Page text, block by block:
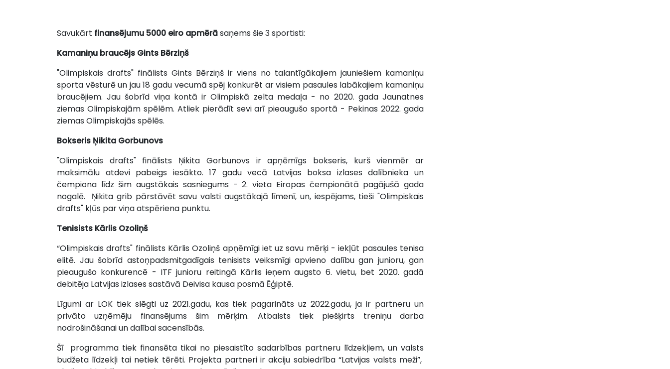
Savukārt finansējumu 5000 eiro apmērāsaņems šie 3 sportisti:
Kamaniņu braucējs Gints Bērziņš
"Olimpiskais drafts" finālists Gints Bērziņš ir viens no talantīgākajiem jauniešiem kamaniņu
sporta vēsturē un jau 18 gadu vecumā spēj konkurēt ar visiem pasaules labākajiem kamaniņu
braucējiem. Jau šobrīd viņa kontā ir Olimpiskā zelta medaļa - no 2020. gada Jaunatnes
ziemas Olimpiskajām spēlēm. Atliek pierādīt sevi arī pieaugušo sportā - Pekinas 2022. gada
ziemas Olimpiskajās spēlēs.
Bokseris Ņikita Gorbunovs
"Olimpiskais drafts" finālists Ņikita Gorbunovs ir apņēmīgs bokseris, kurš vienmēr ar
maksimālu atdevi pabeigs iesākto. 17 gadu vecā Latvijas boksa izlases dalībnieka un
čempiona līdz šim augstākais sasniegums - 2. vieta Eiropas čempionātā pagājušā gada
nogalē. Ņikita grib pārstāvēt savu valsti augstākajā līmenī, un, iespējams, tieši "Olimpiskais
drafts" kļūs par viņa atspēriena punktu.
Tenisists Kārlis Ozoliņš
“Olimpiskais drafts" finālists Kārlis Ozoliņš apņēmīgi iet uz savu mērķi - iekļūt pasaules tenisa
elitē. Jau šobrīd astoņpadsmitgadīgais tenisists veiksmīgi apvieno dalību gan junioru, gan
pieaugušo konkurencē - ITF junioru reitingā Kārlis ieņem augsto 6. vietu, bet 2020. gadā
debitēja Latvijas izlases sastāvā Deivisa kausa posmā Ēģiptē.
Līgumi ar LOK tiek slēgti uz 2021.gadu, kas tiek pagarināts uz 2022.gadu, ja ir partneru un
privāto uzņēmēju finansējums šim mērķim. Atbalsts tiek piešķirts treniņu darba
nodrošināšanai un dalībai sacensībās.
Šī programma tiek finansēta tikai no piesaistīto sadarbības partneru līdzekļiem, un valsts
budžeta līdzekļi tai netiek tērēti. Projekta partneri ir akciju sabiedrība “Latvijas valsts meži”,